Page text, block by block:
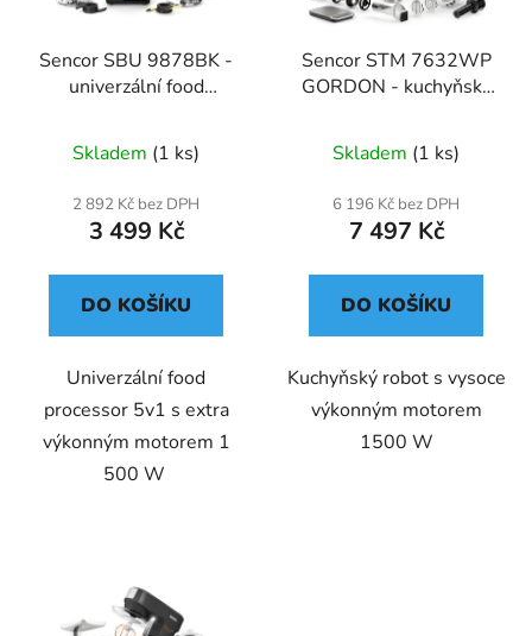
Sencor SBU 9878BK -
univerzální food
Skladem (1 ks)
2 892 Kč bez DPH
3 499 Kč
DO KOŠÍKU
Univerzální food
processor 5v1 s extra
výkonným motorem 1
500 W
Sencor STM 7632WP
GORDON - kuchyňský
Skladem (1 ks)
6 196 Kč bez DPH
7 497 Kč
DO KOŠÍKU
Kuchyňský robot s vysoce
výkonným motorem
1500 W